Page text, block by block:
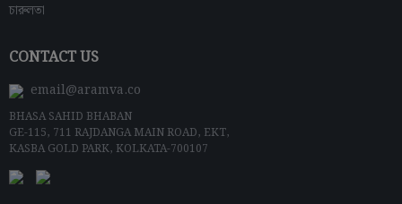
চারুলতা
CONTACT US
email@aramva.co
BHASA SAHID BHABAN
GE-115, 711 RAJDANGA MAIN ROAD, EKT,
KASBA GOLD PARK, KOLKATA-700107